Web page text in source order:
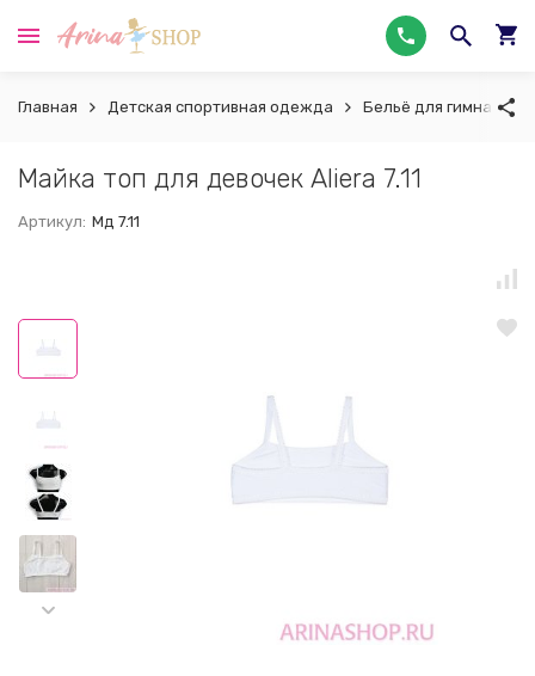
Главная Детская спортивная одежда Бельё для
Майка топ для девочек Aliera 7.11
Артикул: Мд 7.11